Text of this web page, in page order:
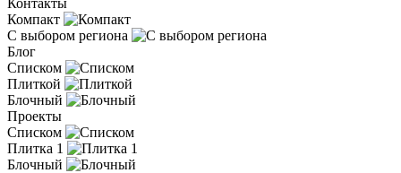
Контакты
Компакт
С выбором региона
Блог
Списком
Плиткой
Блочный
Проекты
Списком
Плитка 1
Блочный